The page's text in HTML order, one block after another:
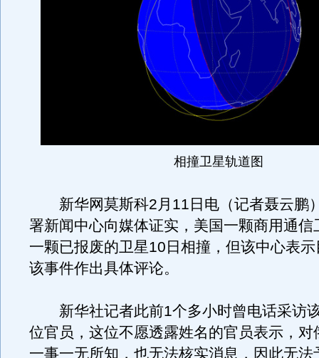
相撞卫星轨道图
新华网莫斯科2月11日电（记者聂云鹏
署新闻中心向媒体证实，美国一颗商用通信
一颗已报废的卫星10日相撞，但该中心表
该事件作出具体评论。
新华社记者此前1个多小时曾电话采访
位官员，这位不愿透露姓名的官员表示，对
一事一无所知，也无法核实消息，因此无法